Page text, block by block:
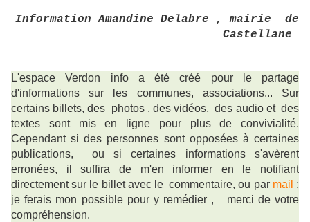
Information Amandine Delabre , mairie de
Castellane
L'espace Verdon info a été créé pour le partage
d'informations sur les communes, associations... Sur
certains billets, des photos , des vidéos, des audio et des
textes sont mis en ligne pour plus de convivialité.
Cependant si des personnes sont opposées à certaines
publications, ou si certaines informations s'avèrent
erronées, il suffira de m'en informer en le notifiant
directement sur le billet avec le commentaire, ou par mail ;
je ferais mon possible pour y remédier ,
merci de votre
compréhension.